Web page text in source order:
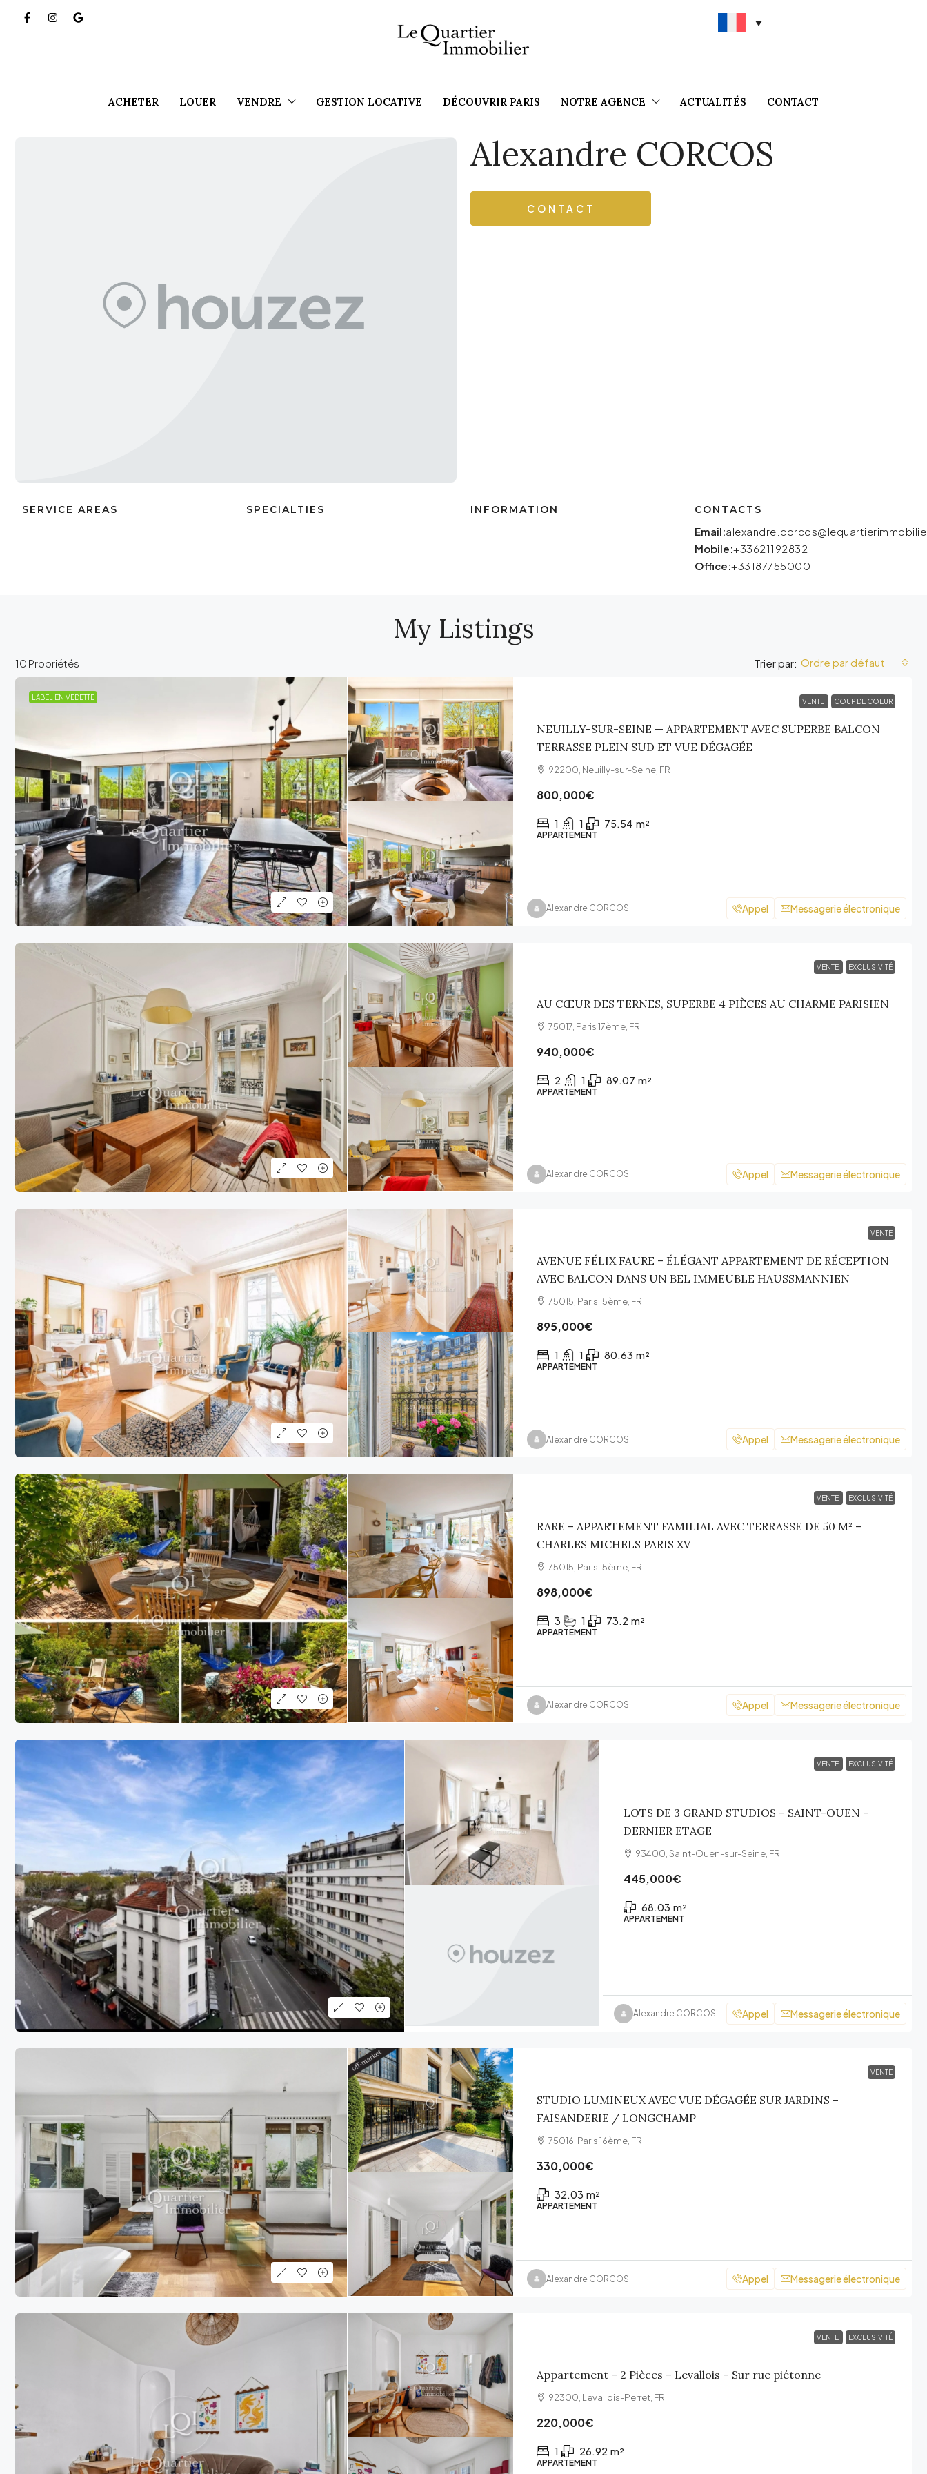
ACHETER LOUER VENDRE GESTION LOCATIVE DÉCOUVRIR PARIS NOTRE AGENCE ACTUALITÉS CONTACT
Alexandre CORCOS
CONTACT
SERVICE AREAS SPECIALTIES INFORMATION CONTACTS
Email:
Mobile:+33621192832
Office:+33187755000
My Listings
10 Propriétés Trier par: Ordre par défaut
LABEL EN VEDETTE VENTE COUP DE COEUR
NEUILLY-SUR-SEINE — APPARTEMENT AVEC SUPERBE BALCON
TERRASSE PLEIN SUD ET VUE DÉGAGÉE
92200, Neuilly-sur-Seine, FR
800,000€
1 1 75.54 m²
APPARTEMENT
Alexandre CORCOS Appel Messagerie électronique
VENTE EXCLUSIVITÉ
AU CŒUR DES TERNES, SUPERBE 4 PIÈCES AU CHARME PARISIEN
75017, Paris 17ème, FR
940,000€
2 1 89.07 m²
APPARTEMENT
Alexandre CORCOS Appel Messagerie électronique
VENTE
AVENUE FÉLIX FAURE – ÉLÉGANT APPARTEMENT DE RÉCEPTION
AVEC BALCON DANS UN BEL IMMEUBLE HAUSSMANNIEN
75015, Paris 15ème, FR
895,000€
1 1 80.63 m²
APPARTEMENT
Alexandre CORCOS Appel Messagerie électronique
VENTE EXCLUSIVITÉ
RARE – APPARTEMENT FAMILIAL AVEC TERRASSE DE 50 M² –
CHARLES MICHELS PARIS XV
75015, Paris 15ème, FR
898,000€
3 1 73.2 m²
APPARTEMENT
Alexandre CORCOS Appel Messagerie électronique
VENTE EXCLUSIVITÉ
LOTS DE 3 GRAND STUDIOS – SAINT-OUEN –
DERNIER ETAGE
93400, Saint-Ouen-sur-Seine, FR
445,000€
68.03 m²
APPARTEMENT
Alexandre CORCOS Appel Messagerie électronique
VENTE
STUDIO LUMINEUX AVEC VUE DÉGAGÉE SUR JARDINS –
FAISANDERIE / LONGCHAMP
75016, Paris 16ème, FR
330,000€
32.03 m²
APPARTEMENT
Alexandre CORCOS Appel Messagerie électronique
VENTE EXCLUSIVITÉ
Appartement – 2 Pièces – Levallois – Sur rue piétonne
92300, Levallois-Perret, FR
220,000€
1 26.92 m²
APPARTEMENT